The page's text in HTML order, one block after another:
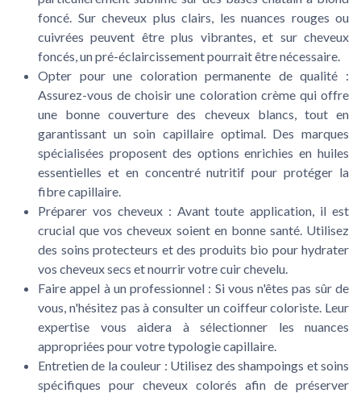
foncé. Sur cheveux plus clairs, les nuances rouges ou
cuivrées peuvent être plus vibrantes, et sur cheveux
foncés, un pré-éclaircissement pourrait être nécessaire.
Opter pour une coloration permanente de qualité :
Assurez-vous de choisir une coloration crème qui offre
une bonne couverture des cheveux blancs, tout en
garantissant un soin capillaire optimal. Des marques
spécialisées proposent des options enrichies en huiles
essentielles et en concentré nutritif pour protéger la
fibre capillaire.
Préparer vos cheveux : Avant toute application, il est
crucial que vos cheveux soient en bonne santé. Utilisez
des soins protecteurs et des produits bio pour hydrater
vos cheveux secs et nourrir votre cuir chevelu.
Faire appel à un professionnel : Si vous n'êtes pas sûr de
vous, n'hésitez pas à consulter un coiffeur coloriste. Leur
expertise vous aidera à sélectionner les nuances
appropriées pour votre typologie capillaire.
Entretien de la couleur : Utilisez des shampoings et soins
spécifiques pour cheveux colorés afin de préserver